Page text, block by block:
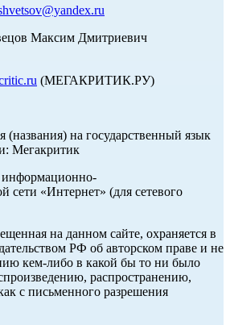
Максим Дмитриевич
(МЕГАКРИТИК.РУ)
(названия) на государственный язык
Мегакритик
информационно-
сети «Интернет» (для сетевого
на данном сайте, охраняется в
РФ об авторском праве и не
кем-либо в какой бы то ни было
распространению,
с письменного разрешения